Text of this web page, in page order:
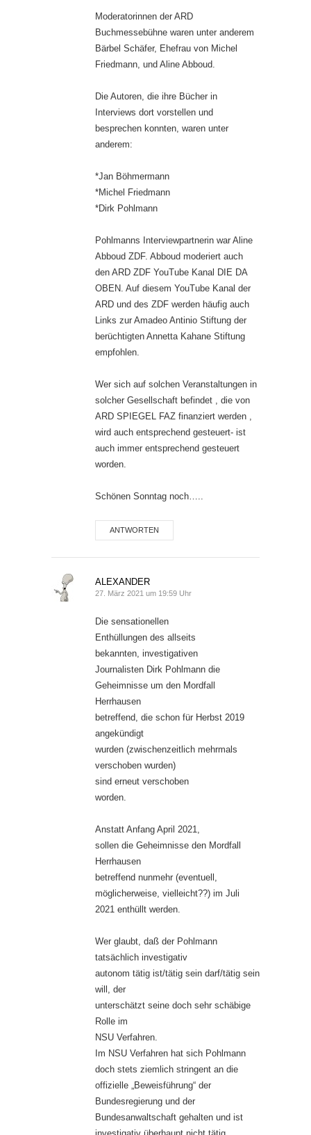
Moderatorinnen der ARD
Buchmessebühne waren unter anderem
Bärbel Schäfer, Ehefrau von Michel
Friedmann, und Aline Abboud.
Die Autoren, die ihre Bücher in
Interviews dort vorstellen und
besprechen konnten, waren unter
anderem:
*Jan Böhmermann
*Michel Friedmann
*Dirk Pohlmann
Pohlmanns Interviewpartnerin war Aline
Abboud ZDF. Abboud moderiert auch
den ARD ZDF YouTube Kanal DIE DA
OBEN. Auf diesem YouTube Kanal der
ARD und des ZDF werden häufig auch
Links zur Amadeo Antinio Stiftung der
berüchtigten Annetta Kahane Stiftung
empfohlen.
Wer sich auf solchen Veranstaltungen in
solcher Gesellschaft befindet , die von
ARD SPIEGEL FAZ finanziert werden ,
wird auch entsprechend gesteuert- ist
auch immer entsprechend gesteuert
worden.
Schönen Sonntag noch…..
ANTWORTEN
ALEXANDER
27. März 2021 um 19:59 Uhr
Die sensationellen
Enthüllungen des allseits
bekannten, investigativen
Journalisten Dirk Pohlmann die
Geheimnisse um den Mordfall
Herrhausen
betreffend, die schon für Herbst 2019
angekündigt
wurden (zwischenzeitlich mehrmals
verschoben wurden)
sind erneut verschoben
worden.
Anstatt Anfang April 2021,
sollen die Geheimnisse den Mordfall
Herrhausen
betreffend nunmehr (eventuell,
möglicherweise, vielleicht??) im Juli
2021 enthüllt werden.
Wer glaubt, daß der Pohlmann
tatsächlich investigativ
autonom tätig ist/tätig sein darf/tätig sein
will, der
unterschätzt seine doch sehr schäbige
Rolle im
NSU Verfahren.
Im NSU Verfahren hat sich Pohlmann
doch stets ziemlich stringent an die
offizielle „Beweisführung“ der
Bundesregierung und der
Bundesanwaltschaft gehalten und ist